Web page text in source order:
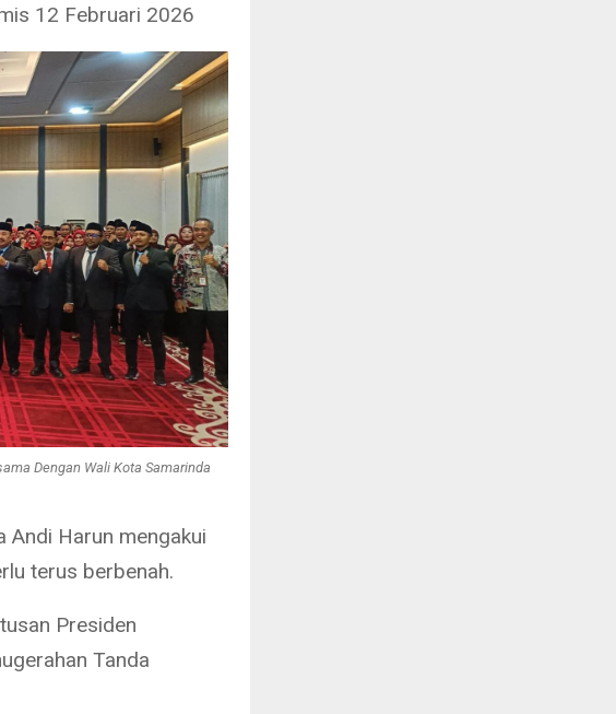
12 Februari 2026
Dengan Wali Kota Samarinda
Andi Harun mengakui
terus berbenah.
Presiden
Tanda